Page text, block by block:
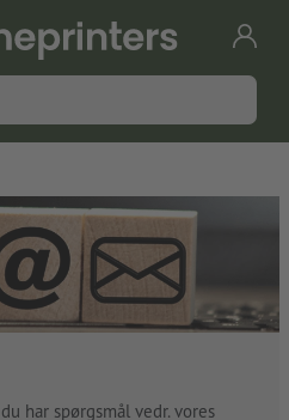
har spørgsmål vedr. vores